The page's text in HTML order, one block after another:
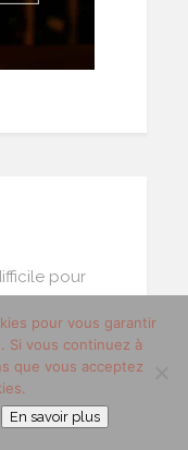
pour
complet
pour vous garantir
Si vous continuez à
que vous acceptez
En savoir plus